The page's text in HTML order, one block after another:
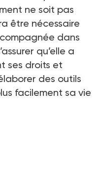
ne soit pas
être nécessaire
dans
qu’elle a
ses droits et
des outils
facilement sa vie